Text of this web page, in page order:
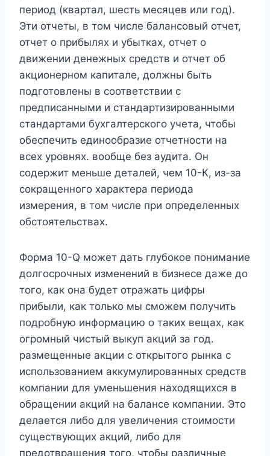
период (квартал, шесть месяцев или год).
Эти отчеты, в том числе балансовый отчет,
отчет о прибылях и убытках, отчет о
движении денежных средств и отчет об
акционерном капитале, должны быть
подготовлены в соответствии с
предписанными и стандартизированными
стандартами бухгалтерского учета, чтобы
обеспечить единообразие отчетности на
всех уровнях. вообще без аудита. Он
содержит меньше деталей, чем 10-К, из-за
сокращенного характера периода
измерения, в том числе при определенных
обстоятельствах.
Форма 10-Q может дать глубокое понимание
долгосрочных изменений в бизнесе даже до
того, как она будет отражать цифры
прибыли, как только мы сможем получить
подробную информацию о таких вещах, как
огромный чистый выкуп акций за год.
размещенные акции с открытого рынка с
использованием аккумулированных средств
компании для уменьшения находящихся в
обращении акций на балансе компании. Это
делается либо для увеличения стоимости
существующих акций, либо для
предотвращения того, чтобы различные